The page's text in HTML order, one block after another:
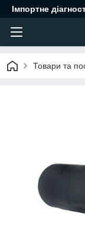
Імпортне
Товари та